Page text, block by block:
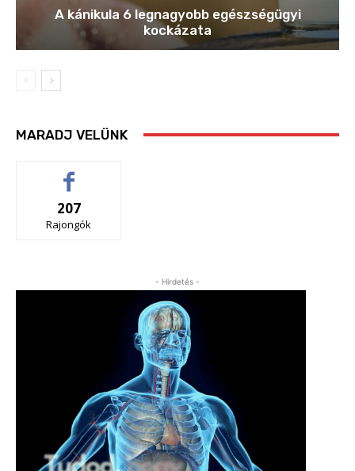
A kánikula 6 legnagyobb egészségügyi
kockázata
MARADJ VELÜNK
207
Rajongók
- Hirdetés -